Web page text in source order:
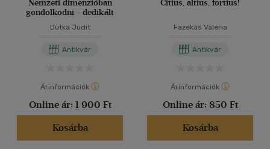
Nemzeti dimenzióban
gondolkodni - dedikált
Dutka Judit
Antikvár
Árinformációk
Online ár: 1 900 Ft
Kosárba
Citius, altius, fortius!
Fazekas Valéria
Antikvár
Árinformációk
Online ár: 850 Ft
Kosárba